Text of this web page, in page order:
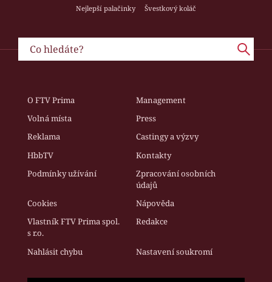
Nejlepší palačinky
Švestkový koláč
O FTV Prima
Management
Volná místa
Press
Reklama
Castingy a výzvy
HbbTV
Kontakty
Podmínky užívání
Zpracování osobních
údajů
Cookies
Nápověda
Vlastník FTV Prima spol.
s r.o.
Redakce
Nahlásit chybu Nastavení soukromí